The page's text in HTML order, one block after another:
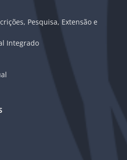
Pesquisa, Extensão e
Integrado